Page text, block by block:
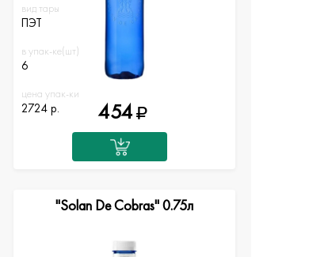
вид тары
ПЭТ
в упак-ке(шт)
6
цена упак-ки
2724 р. 454
"Solan De Cobras" 0.75л